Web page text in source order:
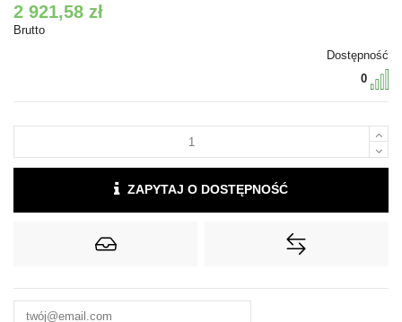
2 921,58 zł
Brutto
Dostępność
0
ZAPYTAJ O DOSTĘPNOŚĆ